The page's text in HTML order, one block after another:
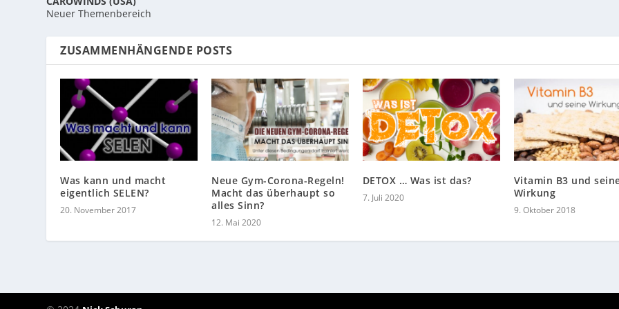
Neuer Themenbereich
ZUSAMMENHÄNGENDE POSTS
Was kann und macht
eigentlich SELEN?
20. November 2017
Neue Gym-Corona-Regeln!
Macht das überhaupt so
alles Sinn?
12. Mai 2020
DETOX … Was ist das?
7. Juli 2020
Vitamin B3 und
Wirkung
9. Oktober 2018